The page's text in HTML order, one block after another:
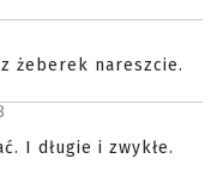
żeberek nareszcie.
I długie i zwykłe.